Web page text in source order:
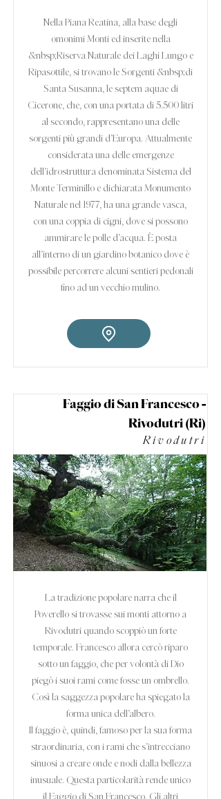
Nella Piana Reatina, alla base degli
omonimi Monti ed inserite nella
&nbsp;Riserva Naturale dei Laghi Lungo e
Ripasottile, si trovano le Sorgenti &nbsp;di
Santa Susanna, le septem aquae di
Cicerone, che, con una portata di 5.500 litri
al secondo, rappresentano una delle
sorgenti più grandi d’Europa. Attualmente
considerata una delle emergenze
dell’idrostruttura denominata Sistema del
Monte Terminillo e dichiarata Monumento
Naturale nel 1977, ha una grande vasca,
con una coppia di cigni, dove si possono
ammirare le polle d’acqua. È posta
all’interno di un giardino botanico dove è
possibile percorrere alcuni sentieri pedonali
fino ad un vecchio mulino.
Faggio di San Francesco -
Rivodutri (Ri)
Rivodutri
La tradizione popolare narra che il
Poverello si trovasse sui monti attorno a
Rivodutri quando scoppiò un forte
temporale. Francesco allora cercò riparo
sotto un faggio, che per volontà di Dio
piegò i suoi rami come fosse un ombrello.
Così la saggezza popolare ha spiegato la
forma unica dell’albero.
Il faggio è, quindi, famoso per la sua forma
straordinaria, con i rami che s’intrecciano
sinuosi a creare onde e nodi dalla bellezza
inusuale. Questa particolarità rende unico
il Faggio di San Francesco. Gli altri